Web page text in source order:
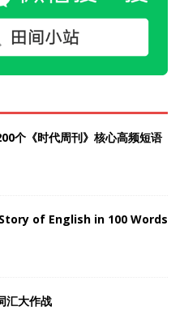
个《时代周刊》核心高频短语
of English in 100 Words
汇大作战